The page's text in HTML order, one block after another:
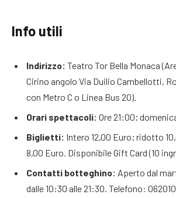
Info utili
Indirizzo: Teatro Tor Bella Monaca
Cirino angolo Via Duilio Cambellotti,
con Metro C o Linea Bus 20).
Orari spettacoli: Ore 21:00;
Biglietti: Intero 12,00 Euro; ridotto
8,00 Euro. Disponibile Gift Card (10
Contatti botteghino: Aperto dal
dalle 10:30 alle 21:30. Telefono: